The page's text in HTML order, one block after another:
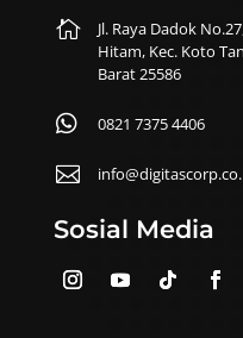

Jl. Raya Dadok
Hitam, Kec. Koto
Barat 25586
 0821 7375 4406

Sosial Media